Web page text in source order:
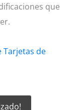
que
Tarjetas de